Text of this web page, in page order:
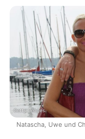
Getty Images
Natascha, Uwe und